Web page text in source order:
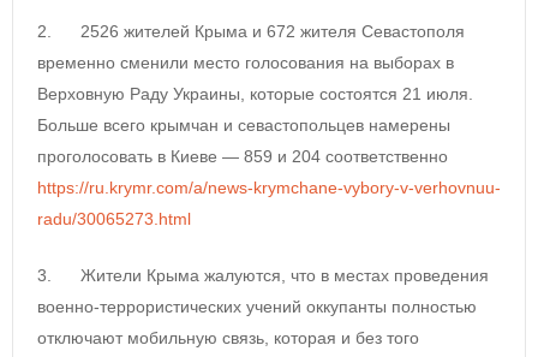
2. 2526 жителей Крыма и 672 жителя Севастополя
временно сменили место голосования на выборах в
Верховную Раду Украины, которые состоятся 21 июля.
Больше всего крымчан и севастопольцев намерены
проголосовать в Киеве — 859 и 204 соответственно
https://ru.krymr.com/a/news-krymchane-vybory-v-verhovnuu-
radu/30065273.html
3. Жители Крыма жалуются, что в местах проведения
военно-террористических учений оккупанты полностью
отключают мобильную связь, которая и без того